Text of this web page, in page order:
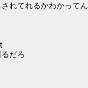
れてれるかわかってん
だろ